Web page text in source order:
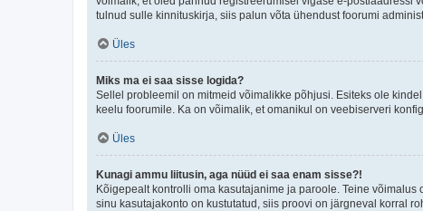
tulnud sulle kinnituskirja, siis palun võta ühendust foorumi
Üles
Miks ma ei saa sisse logida?
Sellel probleemil on mitmeid võimalikke põhjusi. Esiteks ole
keelu foorumile. Ka on võimalik, et omanikul on veebiserveri
Üles
Kunagi ammu liitusin, aga nüüd ei saa enam sisse?!
Kõigepealt kontrolli oma kasutajanime ja paroole. Teine
sinu kasutajakonto on kustutatud, siis proovi on järgneval korral